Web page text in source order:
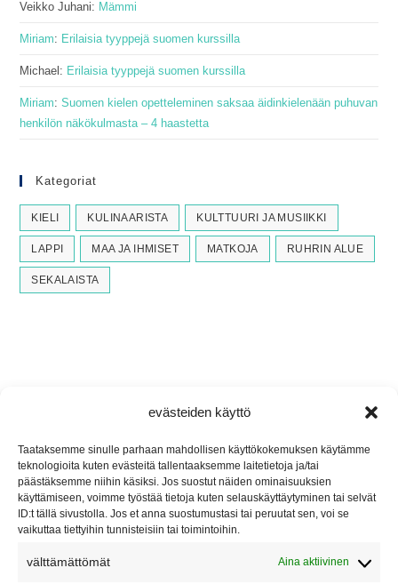
evästeiden käyttö
Taataksemme sinulle parhaan mahdollisen käyttökokemuksen käytämme
teknologioita kuten evästeitä tallentaaksemme laitetietoja ja/tai
päästäksemme niihin käsiksi. Jos suostut näiden ominaisuuksien
käyttämiseen, voimme työstää tietoja kuten selauskäyttäytyminen tai selvät
ID:t tällä sivustolla. Jos et anna suostumustasi tai peruutat sen, voi se
vaikuttaa tiettyihin tunnisteisiin tai toimintoihin.
välttämättömät Aina aktiivinen
Veikko Juhani: Mämmi
Miriam: Erilaisia tyyppejä suomen kurssilla
Michael : Erilaisia tyyppejä suomen kurssilla
Miriam:Suomen kielen opetteleminen saksaa äidinkielenään puhuvan
henkilön näkökulmasta – 4 haastetta
Kategoriat
KIELI KULINAARISTA KULTTUURI JA MUSIIKKI
LAPPI MAA JA IHMISET MATKOJA RUHRIN ALUE
SEKALAISTA
finnpottblog@gmail.com